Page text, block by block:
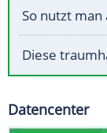
So nutzt
Diese
Datencenter